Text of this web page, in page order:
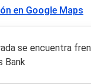
en Google Maps
se encuentra
Bank